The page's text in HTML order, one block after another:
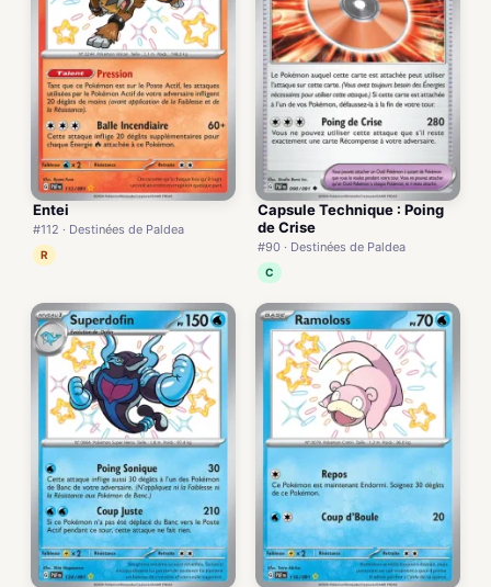
Entei
#112 · Destinées de Paldea
R
Capsule Technique : Poing
de Crise
#90 · Destinées de Paldea
C